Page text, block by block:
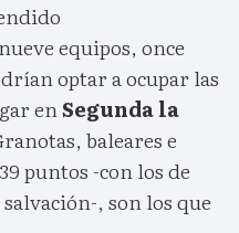
equipos, once
optar a ocupar las
enSegunda la
baleares e
puntos -con los de
, son los que